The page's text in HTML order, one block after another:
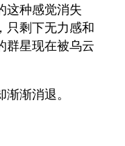
这种感觉消失
只剩下无力感和
群星现在被乌云
渐消退。